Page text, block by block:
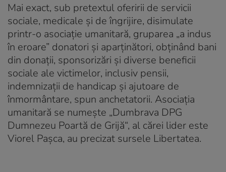
Mai exact, sub pretextul oferirii de servicii
sociale, medicale și de îngrijire, disimulate
printr-o asociație umanitară, gruparea „a indus
în eroare” donatori și aparținători, obținând bani
din donații, sponsorizări și diverse beneficii
sociale ale victimelor, inclusiv pensii,
indemnizații de handicap și ajutoare de
înmormântare, spun anchetatorii. Asociaţia
umanitară se numeşte „Dumbrava DPG
Dumnezeu Poartă de Grijă“, al cărei lider este
Viorel Paşca, au precizat sursele Libertatea.